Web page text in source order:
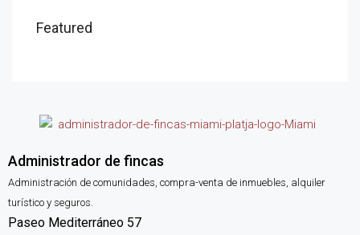
Featured
Administrador de fincas
Administración de comunidades, compra-venta de inmuebles, alquiler
turístico y seguros.
Paseo Mediterráneo 57